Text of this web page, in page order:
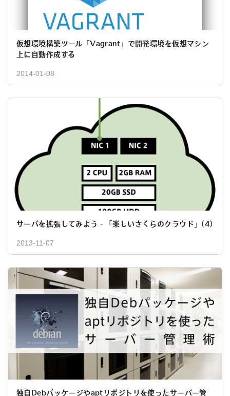
仮想環境構築ツール「Vagrant」で開発環境を仮想マシン
上に自動作成する
2014-01-08
サーバを拡張してみよう - 「楽しいさくらのクラウド」(4)
2013-11-07
独自Debパッケージやaptリポジトリを使ったサーバー管